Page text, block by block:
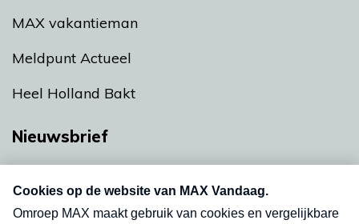
MAX vakantieman
Meldpunt Actueel
Heel Holland Bakt
Nieuwsbrief
nieuwsbrief. Elke vrijdag- en dinsdagochtend in
uw mailbox.